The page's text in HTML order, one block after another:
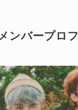
ンバープロ